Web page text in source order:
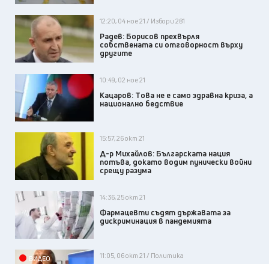
12:20, 04 ное 21 / Избори 2в1
Радев: Борисов прехвърля
собствената си отговорност върху
другите
10:49, 02 ное 21
Кацаров: Tова не е само здравна криза, а
национално бедствие
15:57, 26 окт 21
Д-р Михайлов: Българската нация
потъва, докато водим пунически войни
срещу разума
14:36, 25 окт 21
Фармацевти съдят държавата за
дискриминация в пандемията
ВИДЕО 11:05, 06 окт 21 / Политика